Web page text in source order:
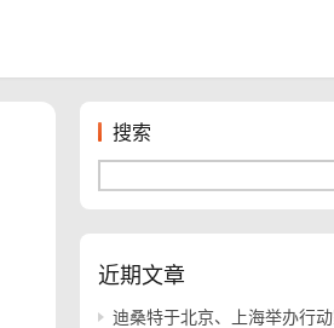
搜索
近期文章
迪桑特于北京、上海举办行